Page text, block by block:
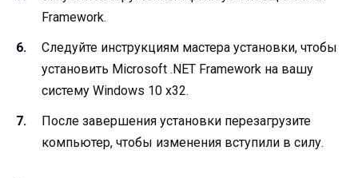
Framework.
Следуйте инструкциям мастера установки, чтобы
установить Microsoft .NET Framework на вашу
систему Windows 10 x32.
После завершения установки перезагрузите
компьютер, чтобы изменения вступили в силу.